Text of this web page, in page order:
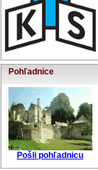
Pohľadnice
Pošli pohľadnicu